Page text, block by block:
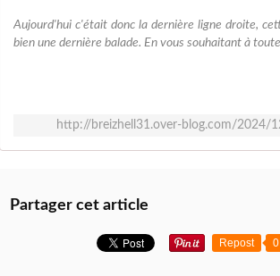
Aujourd'hui c'était donc la dernière ligne droite,
bien une dernière balade. En vous souhaitant à
http://breizhell31.over-blog.com/2024/
Partager cet article
Repost 0